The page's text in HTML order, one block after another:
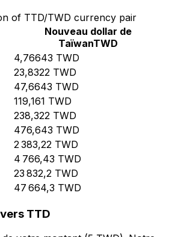
of TTD/TWD currency pair
Nouveau dollar de
TaïwanTWD
4,76643 TWD
23,8322 TWD
47,6643 TWD
119,161 TWD
238,322 TWD
476,643 TWD
2 383,22 TWD
4 766,43 TWD
23 832,2 TWD
47 664,3 TWD
TTD